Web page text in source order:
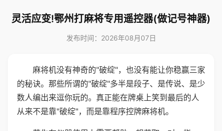
灵活应变!鄂州打麻将专用遥控器(做记号神器)
发布时间：2026年08月07日
麻将机没有神奇的"破绽"，也没有能让你稳赢三家
的秘诀。那些所谓的"破绽"多半是段子、是传说、是少
数人编出来逗你玩的。真正能在牌桌上笑到最后的人
从来不是靠"破绽"，而是靠程序控牌麻将机。